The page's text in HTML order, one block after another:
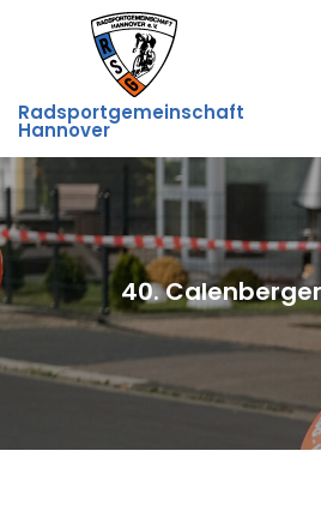
Radsportgemeinschaft
Hannover
40. Calenberger